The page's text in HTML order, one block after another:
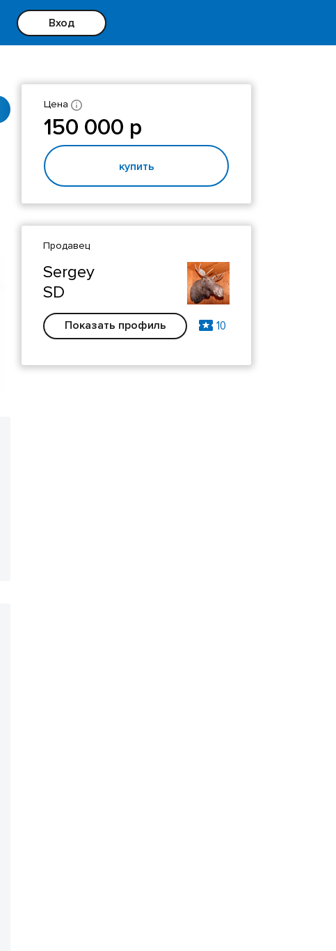
Вход
Цена
150 000 р
купить
Продавец
Sergey
SD
Показать профиль 10